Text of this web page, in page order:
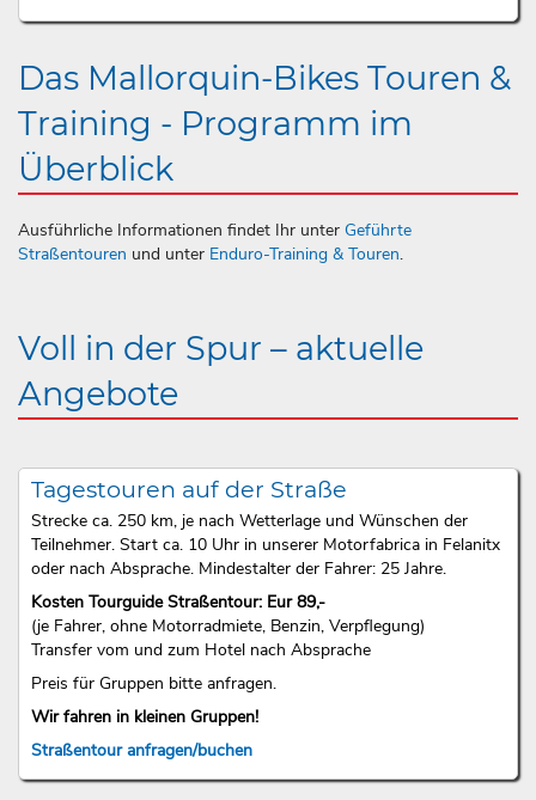
Das Mallorquin-Bikes Touren &
Training - Programm im
Überblick
Ausführliche Informationen findet Ihr unter Geführte
Straßentouren und unter Enduro-Training & Touren.
Voll in der Spur – aktuelle
Angebote
Tagestouren auf der Straße
Strecke ca. 250 km, je nach Wetterlage und Wünschen der
Teilnehmer. Start ca. 10 Uhr in unserer Motorfabrica in Felanitx
oder nach Absprache. Mindestalter der Fahrer: 25 Jahre.
Kosten Tourguide Straßentour: Eur 89,-
(je Fahrer, ohne Motorradmiete, Benzin, Verpflegung)
Transfer vom und zum Hotel nach Absprache
Preis für Gruppen bitte anfragen.
Wir fahren in kleinen Gruppen!
Straßentour anfragen/buchen